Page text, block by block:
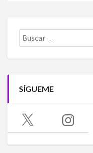
Buscar:
SÍGUEME
X Instagram